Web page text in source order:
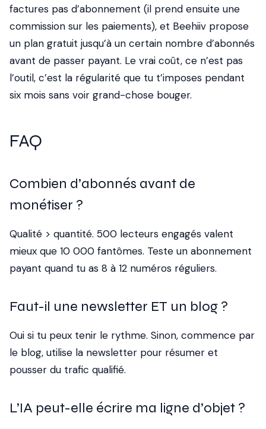
factures pas d’abonnement (il prend ensuite une
commission sur les paiements), et Beehiiv propose
un plan gratuit jusqu’à un certain nombre d’abonnés
avant de passer payant. Le vrai coût, ce n’est pas
l’outil, c’est la régularité que tu t’imposes pendant
six mois sans voir grand-chose bouger.
FAQ
Combien d’abonnés avant de
monétiser ?
Qualité > quantité. 500 lecteurs engagés valent
mieux que 10 000 fantômes. Teste un abonnement
payant quand tu as 8 à 12 numéros réguliers.
Faut-il une newsletter ET un blog ?
Oui si tu peux tenir le rythme. Sinon, commence par
le blog, utilise la newsletter pour résumer et
pousser du trafic qualifié.
L’IA peut-elle écrire ma ligne d’objet ?